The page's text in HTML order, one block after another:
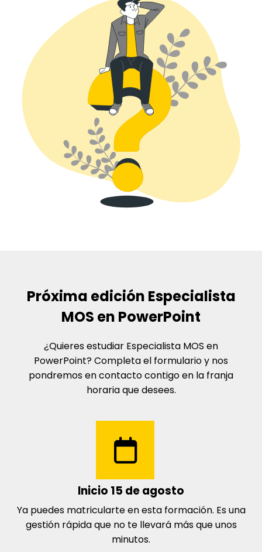
Próxima edición Especialista
MOS en PowerPoint
¿Quieres estudiar Especialista MOS en
PowerPoint? Completa el formulario y nos
pondremos en contacto contigo en la franja
horaria que desees.
Inicio 15 de agosto
Ya puedes matricularte en esta formación. Es una
gestión rápida que no te llevará más que unos
minutos.